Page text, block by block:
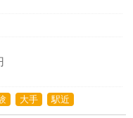
大手 駅近